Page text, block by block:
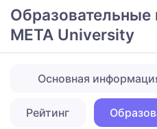
META University
Основная
Рейтинг